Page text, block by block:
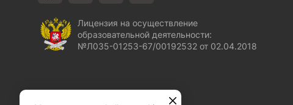
Лицензия на осуществление
образовательной деятельности:
№Л035-01253-67/00192532 от 02.04.2018